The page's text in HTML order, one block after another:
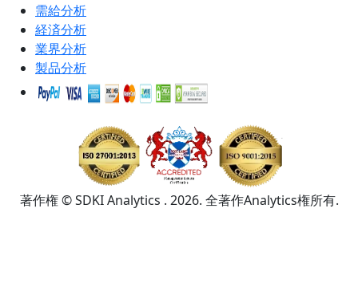
需給分析
経済分析
業界分析
製品分析
著作権 © SDKI Analytics . 2026. 全著作Analytics権所有.